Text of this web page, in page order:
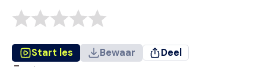
Start les Bewaar Deel